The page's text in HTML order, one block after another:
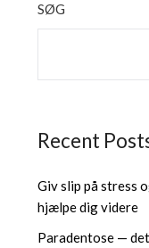
SØG
Recent
Giv slip på stress
hjælpe dig videre
Paradentose —